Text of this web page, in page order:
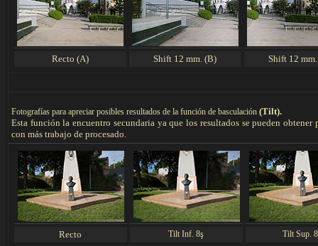
Recto (A) Shift 12 mm. (B) Shift 12
Fotografías para apreciar posibles resultados de la función de basculación (Tilt).
Esta función la encuentro secundaria ya que los resultados se pueden
con más trabajo de procesado.
Recto Tilt Inf. 8ş Tilt Sup.